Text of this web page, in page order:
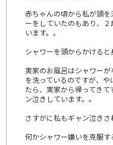
赤ちゃんの頃から私が頭
ーをしていたのもあり、
います。。
シャワーを頭からかける
実家のお風呂はシャワー
を洗っているのですが、
たら、実家から帰ってき
ン泣きしています。。
さすがに私もギャン泣きさ
何かシャワー嫌いを克服